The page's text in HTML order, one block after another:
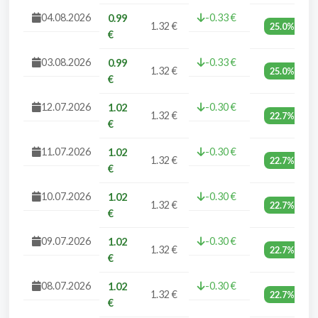
04.08.2026
0.99
€
1.32 €
-0.33 €
25.0%
03.08.2026
0.99
€
1.32 €
-0.33 €
25.0%
12.07.2026
1.02
€
1.32 €
-0.30 €
22.7%
11.07.2026
1.02
€
1.32 €
-0.30 €
22.7%
10.07.2026
1.02
€
1.32 €
-0.30 €
22.7%
09.07.2026
1.02
€
1.32 €
-0.30 €
22.7%
08.07.2026
1.02
€
1.32 €
-0.30 €
22.7%